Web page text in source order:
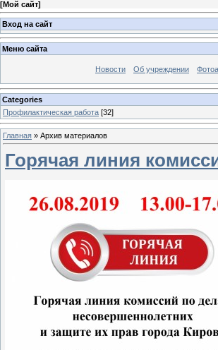
[Мой сайт]
Вход на сайт
Меню сайта
Новости Об учреждении
Categories
Профилактическая работа [32]
Главная » Архив материалов
Горячая линия